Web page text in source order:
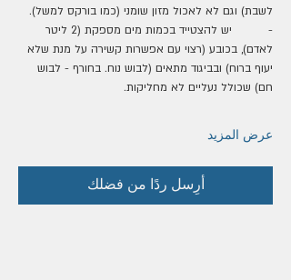
לשבת) וגם לא לאכול מזון שומני (כמו בורקס למשל).
-          יש להצטייד בכמות מים מספקת (2 ליטר
לאדם), בכובע (רצוי עם אפשרות קשירה על מנת שלא
יעוף ברוח) ובביגוד מתאים (לבוש נוח. בחורף - לבוש
חם) שכולל נעליים לא מחליקות.
عرض المزيد
أرِسل ردًا من فضلك